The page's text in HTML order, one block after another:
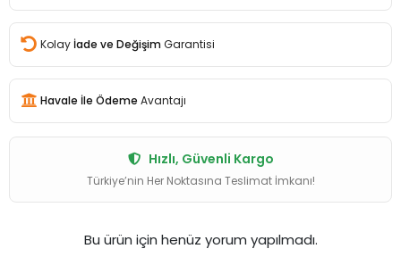
Kolay İade ve Değişim Garantisi
Havale İle Ödeme Avantajı
Hızlı, Güvenli Kargo
Türkiye’nin Her Noktasına Teslimat İmkanı!
Bu ürün için henüz yorum yapılmadı.